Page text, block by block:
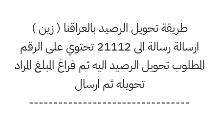
طريقة تحويل الرصيد بالعراقنا ( زين )
ارسالة رسالة الى 21112 تحتوي على الرقم
تحويل الرصيد اليه ثم فراغ المبلغ المراد
تحويله ثم ارسال
---------------------------------